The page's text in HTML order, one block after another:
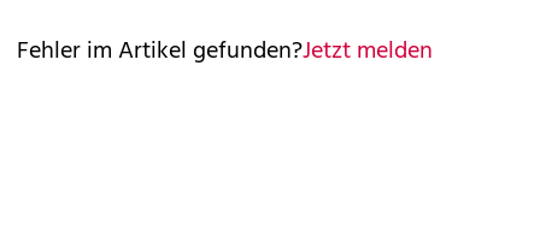
Fehler im Artikel gefunden?Jetzt melden